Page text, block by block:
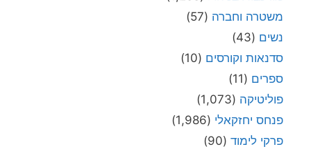
משטרה וחברה (57)
נשים (43)
סדנאות וקורסים (10)
ספרים (11)
פוליטיקה (1,073)
פנחס יחזקאלי (1,986)
פרקי לימוד (90)